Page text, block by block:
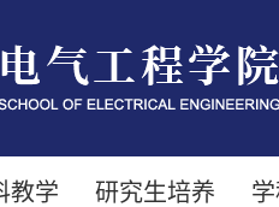
教学 研究生培养